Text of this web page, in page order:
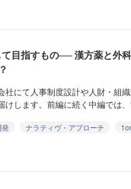
目指すもの── 漢方薬と外
にて人事制度設計や人財・組
します。前編に続く中編では
ナラティヴ・アプローチ